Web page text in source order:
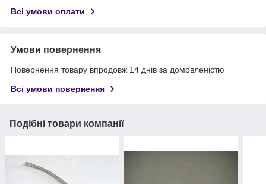
Всі умови оплати
Умови повернення
Повернення товару впродовж 14 днів за домовленістю
Всі умови повернення
Подібні товари компанії